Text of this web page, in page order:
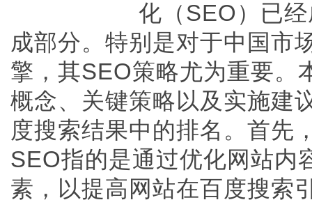
化（SEO）已
成部分。特别是对于中国市
擎，其SEO策略尤为重要。
概念、关键策略以及实施建
度搜索结果中的排名。首先
SEO指的是通过优化网站内
素，以提高网站在百度搜索